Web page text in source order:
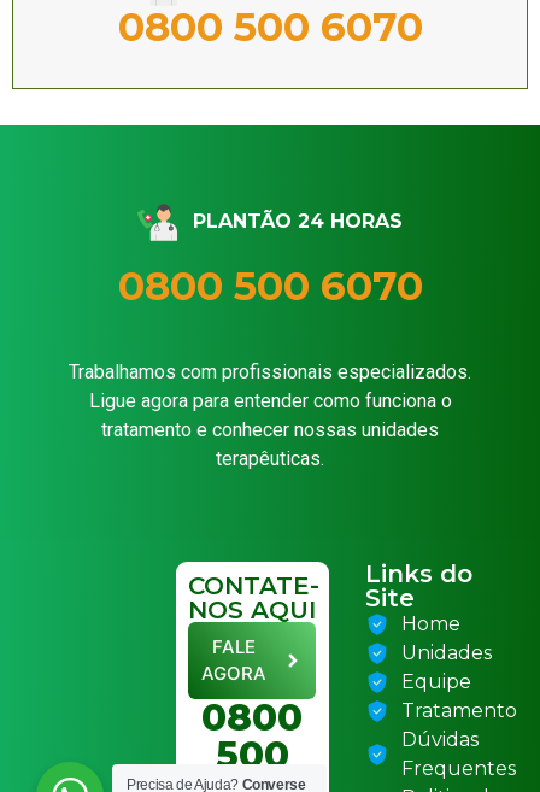
0800 500 6070
PLANTÃO 24 HORAS
0800 500 6070
Trabalhamos com profissionais especializados.
Ligue agora para entender como funciona o
tratamento e conhecer nossas unidades
terapêuticas.
CONTATE-
NOS AQUI
FALE
AGORA
0800
500
Links do
Site
Home
Unidades
Equipe
Tratamento
Dúvidas
Frequentes
Precisa de Ajuda? Converse